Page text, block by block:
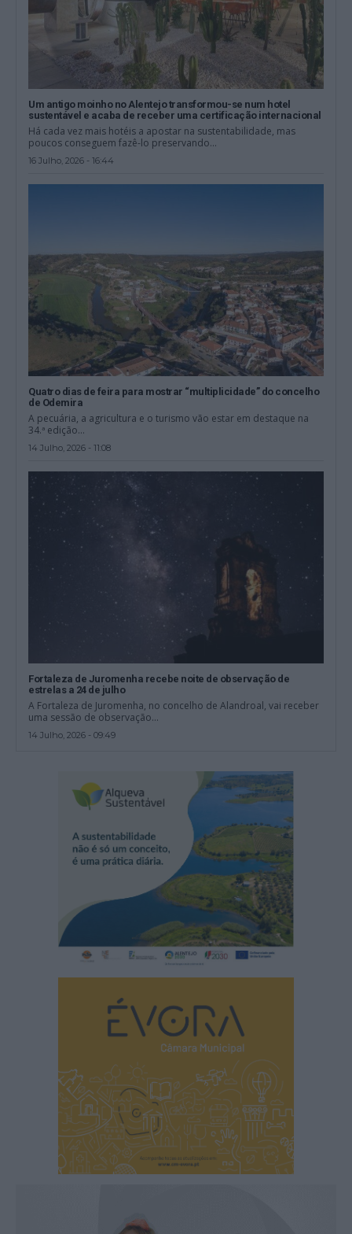
Um antigo moinho no Alentejo transformou-se num hotel
sustentável e acaba de receber uma certificação internacional
Há cada vez mais hotéis a apostar na sustentabilidade, mas
poucos conseguem fazê-lo preservando...
16 Julho, 2026 - 16:44
Quatro dias de feira para mostrar “multiplicidade” do concelho
de Odemira
A pecuária, a agricultura e o turismo vão estar em destaque na
34.ª edição...
14 Julho, 2026 - 11:08
Fortaleza de Juromenha recebe noite de observação de
estrelas a 24 de julho
A Fortaleza de Juromenha, no concelho de Alandroal, vai receber
uma sessão de observação...
14 Julho, 2026 - 09:49